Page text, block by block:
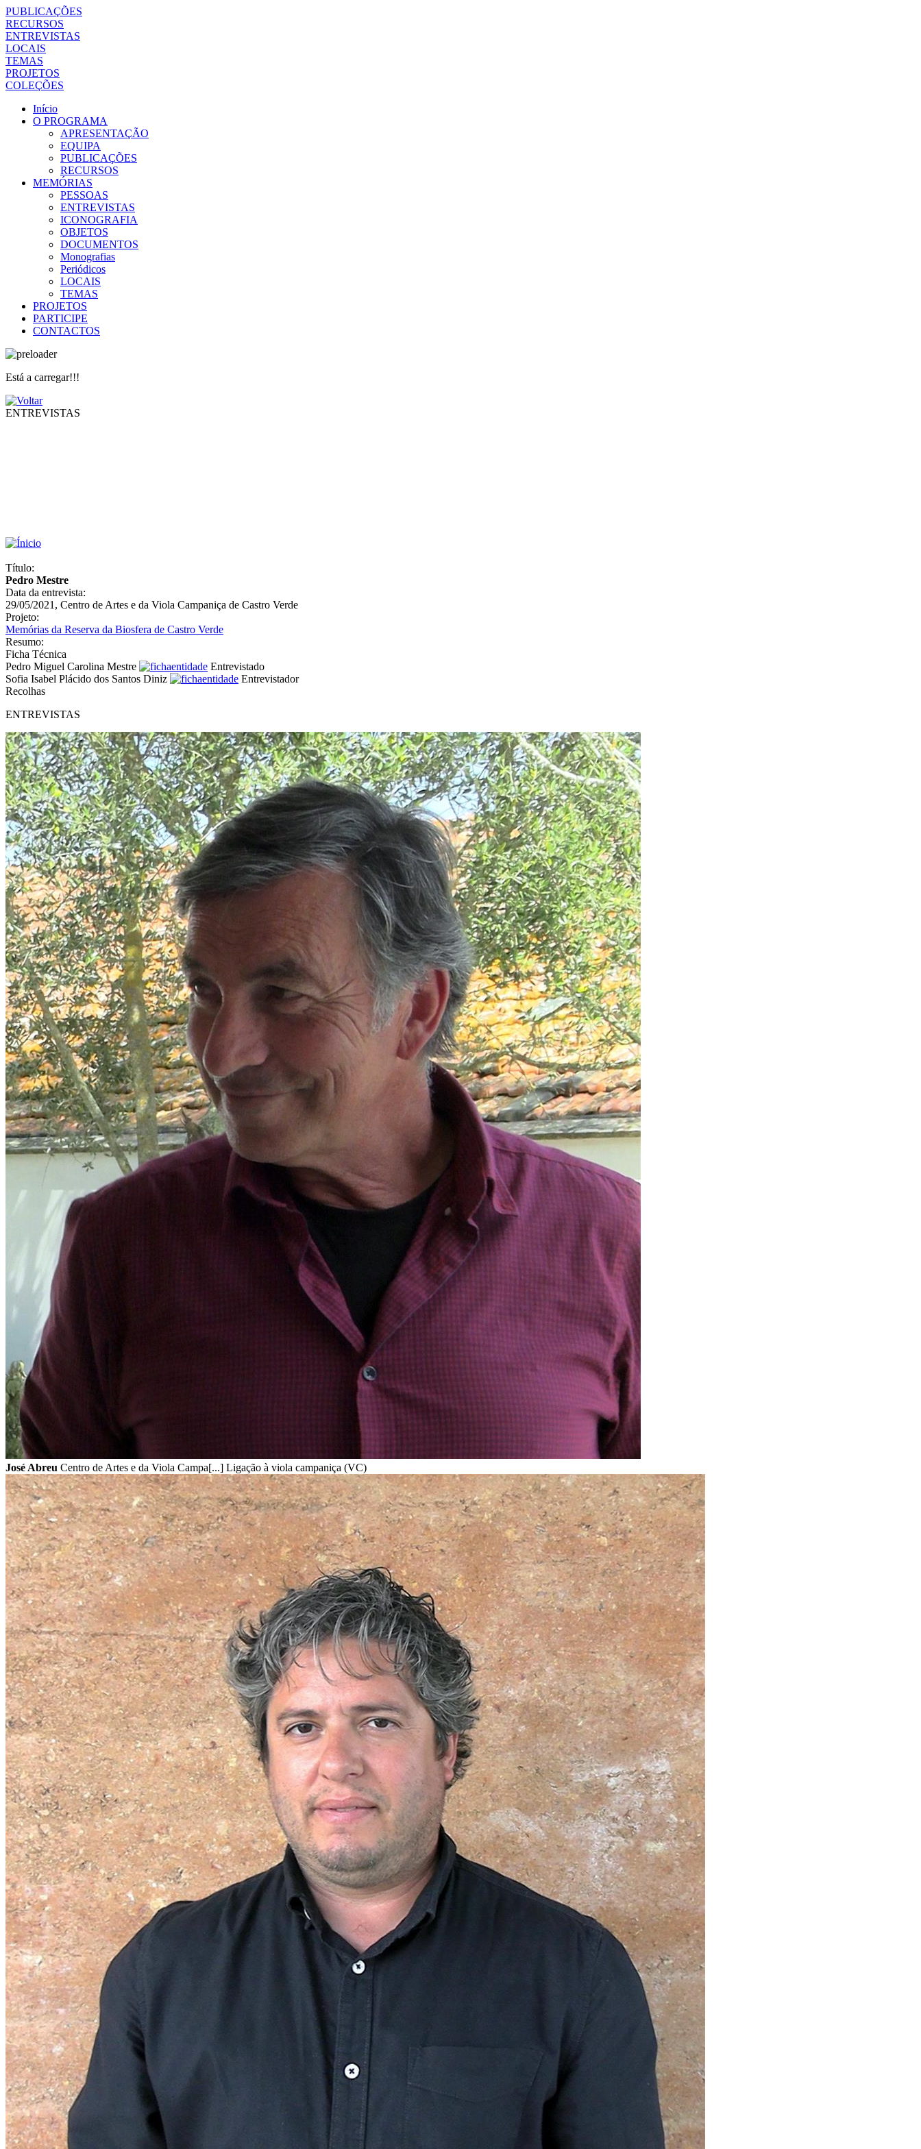
PUBLICAÇÕES
RECURSOS
ENTREVISTAS
LOCAIS
TEMAS
PROJETOS
COLEÇÕES
Início
O PROGRAMA
APRESENTAÇÃO
EQUIPA
PUBLICAÇÕES
RECURSOS
MEMÓRIAS
PESSOAS
ENTREVISTAS
ICONOGRAFIA
OBJETOS
DOCUMENTOS
Monografias
Periódicos
LOCAIS
TEMAS
PROJETOS
PARTICIPE
CONTACTOS
Está a carregar!!!
ENTREVISTAS
Título:
Pedro Mestre
Data da entrevista:
29/05/2021, Centro de Artes e da Viola Campaniça de Castro Verde
Projeto:
Memórias da Reserva da Biosfera de Castro Verde
Resumo:
Ficha Técnica
Pedro Miguel Carolina Mestre
Entrevistado
Sofia Isabel Plácido dos Santos Diniz
Entrevistador
Recolhas
ENTREVISTAS
José Abreu Centro de Artes e da Viola Campa[...] Ligação à viola campaniça (VC)